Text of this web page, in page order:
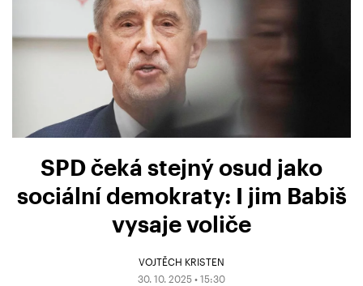
SPD čeká stejný osud jako
sociální demokraty: I jim Babiš
vysaje voliče
VOJTĚCH KRISTEN
30. 10. 2025 • 15:30